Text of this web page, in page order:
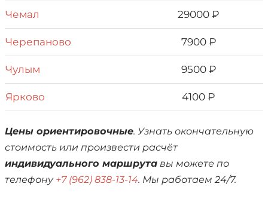
Чемал 29000 ₽
Черепаново 7900 ₽
Чулым 9500 ₽
Ярково 4100 ₽
Цены ориентировочные. Узнать окончательную
стоимость или произвести расчёт
индивидуального маршрута вы можете по
телефону +7 (962) 838-13-14. Мы работаем 24/7.